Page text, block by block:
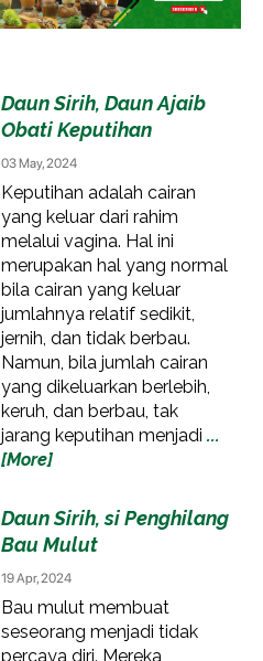
Daun Sirih, Daun Ajaib
Obati Keputihan
03 May, 2024
Keputihan adalah cairan
yang keluar dari rahim
melalui vagina. Hal ini
merupakan hal yang normal
bila cairan yang keluar
jumlahnya relatif sedikit,
jernih, dan tidak berbau.
Namun, bila jumlah cairan
yang dikeluarkan berlebih,
keruh, dan berbau, tak
jarang keputihan menjadi ...
[More]
Daun Sirih, si Penghilang
Bau Mulut
19 Apr, 2024
Bau mulut membuat
seseorang menjadi tidak
percaya diri. Mereka